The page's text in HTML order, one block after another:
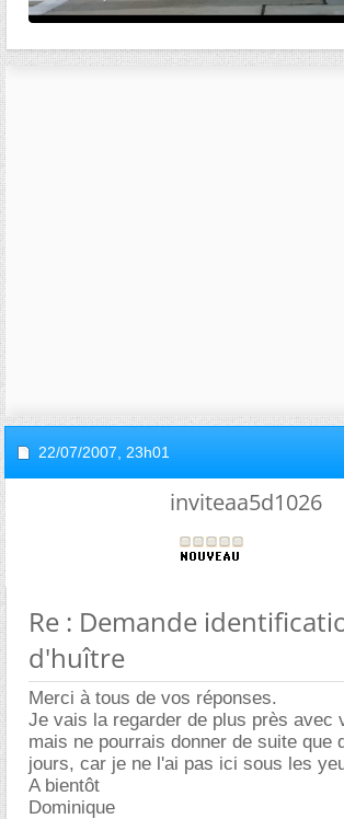
22/07/2007, 23h01
inviteaa5d1026
Re : Demande
d'huître
Merci à tous de vos réponses.
Je vais la regarder de plus près avec
mais ne pourrais donner de suite que
jours, car je ne l'ai pas ici sous les
A bientôt
Dominique